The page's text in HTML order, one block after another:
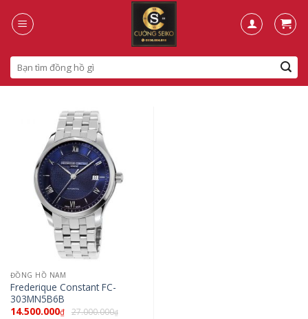
Search
for:
ĐỒNG HỒ NAM
Frederique Constant FC-
303MN5B6B
14.500.000₫ 27.000.000₫